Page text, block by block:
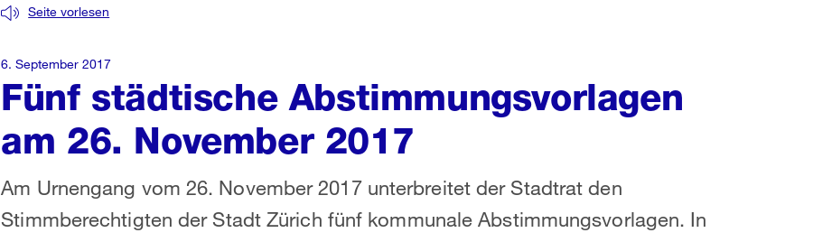
Fünf städtische Abstimmungsvorlagen
am 26. November 2017
Seite vorlesen
Am Urnengang vom 26. November 2017 unterbreitet der Stadtrat den
Stimmberechtigten der Stadt Zürich fünf kommunale Abstimmungsvorlagen. In
6. September 2017